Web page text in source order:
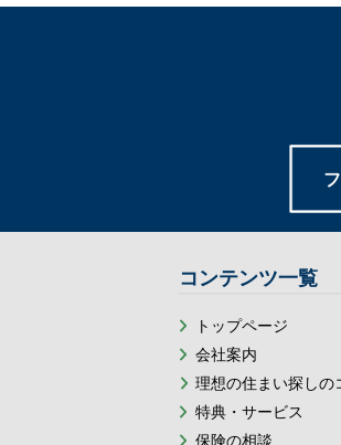
コンテンツ一覧
トップページ
会社案内
理想の住まい探しの
特典・サービス
保険の相談